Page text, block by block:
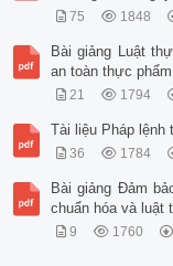
75 1848
Bài giảng Luật
an toàn thực
21 1794
Tài liệu Pháp lệnh
36 1784
Bài giảng Đảm
chuẩn hóa và luật
9 1760